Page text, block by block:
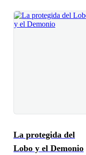
La protegida del
Lobo y el Demonio